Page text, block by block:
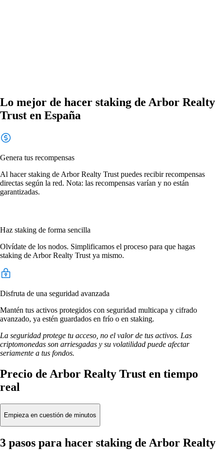
Lo mejor de hacer staking de Arbor Realty
Trust en España
Genera tus recompensas
Al hacer staking de Arbor Realty Trust puedes recibir recompensas
directas según la red. Nota: las recompensas varían y no están
garantizadas.
Haz staking de forma sencilla
Olvídate de los nodos. Simplificamos el proceso para que hagas
staking de Arbor Realty Trust ya mismo.
Disfruta de una seguridad avanzada
Mantén tus activos protegidos con seguridad multicapa y cifrado
avanzado, ya estén guardados en frío o en staking.
La seguridad protege tu acceso, no el valor de tus activos. Las
criptomonedas son arriesgadas y su volatilidad puede afectar
seriamente a tus fondos.
Precio de Arbor Realty Trust en tiempo
real
Empieza en cuestión de minutos
3 pasos para hacer staking de Arbor Realty